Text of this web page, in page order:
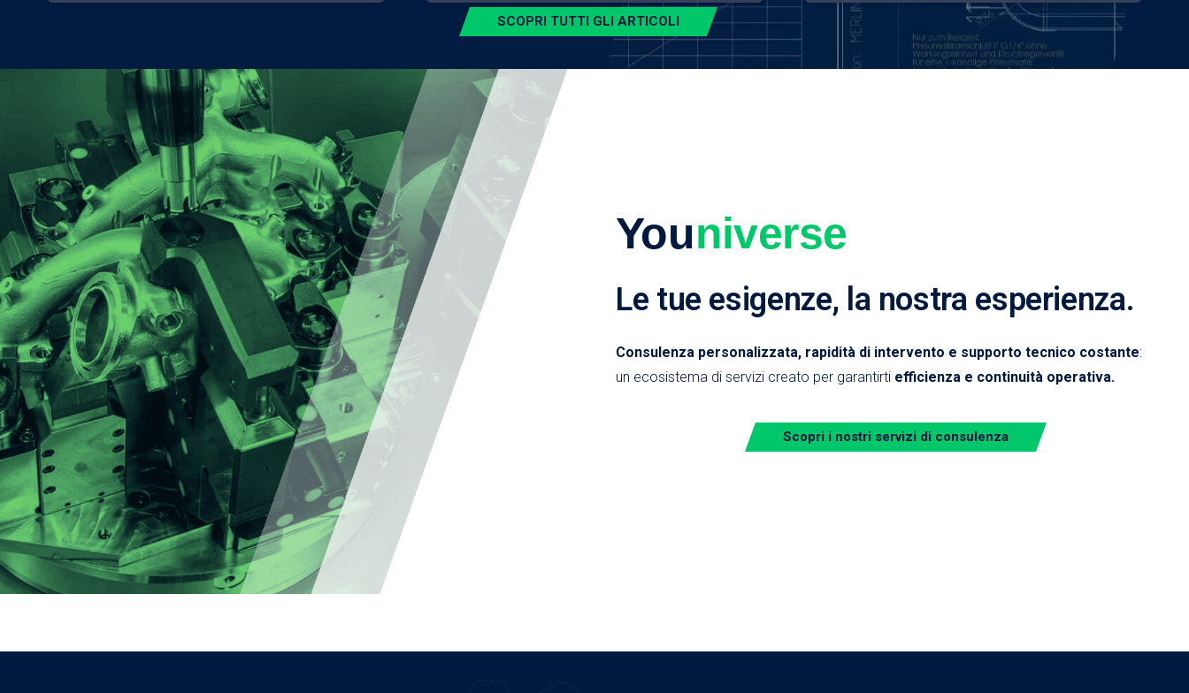
SCOPRI TUTTI GLI ARTICOLI
Youniverse
Le tue esigenze, la nostra esperienza.
Consulenza personalizzata, rapidità di intervento e supporto tecnico costante:
un ecosistema di servizi creato per garantirti efficienza e continuità operativa.
Scopri i nostri servizi di consulenza